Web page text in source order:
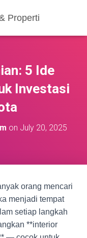
Properti
5 Ide
Investasi
on July 20, 2025
orang mencari
menjadi tempat
setiap langkah
**interior